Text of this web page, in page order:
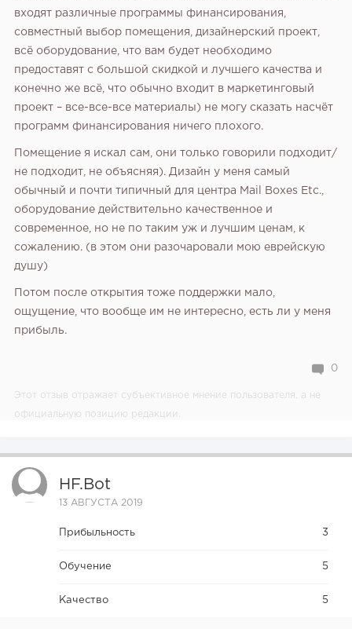
входят различные программы финансирования,
совместный выбор помещения, дизайнерский проект,
всё оборудование, что вам будет необходимо
предоставят с большой скидкой и лучшего качества и
конечно же всё, что обычно входит в маркетинговый
проект – все-все-все материалы) не могу сказать насчёт
программ финансирования ничего плохого.
Помещение я искал сам, они только говорили подходит/
не подходит, не объясняя). Дизайн у меня самый
обычный и почти типичный для центра Mail Boxes Etc.,
оборудование действительно качественное и
современное, но не по таким уж и лучшим ценам, к
сожалению. (в этом они разочаровали мою еврейскую
душу)
Потом после открытия тоже поддержки мало,
ощущение, что вообще им не интересно, есть ли у меня
прибыль.
0
Этот отзыв отражает субъективное мнение пользователя, а не
официальную позицию редакции.
HF.bot
13 АВГУСТА 2019
Прибыльность 3
Обучение 5
Качество 5